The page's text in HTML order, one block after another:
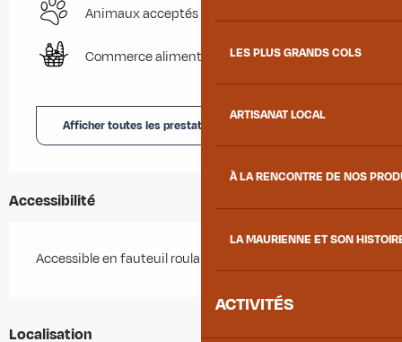
LES PLUS GRANDS COLS
ARTISANAT LOCAL
À LA RENCONTRE DE NOS
LA MAURIENNE ET SON
ACTIVITÉS
Animaux acceptés
Commerce alimentaire
Afficher toutes les prestations
Accessibilité
Accessible en fauteuil roulant avec aide
Localisation